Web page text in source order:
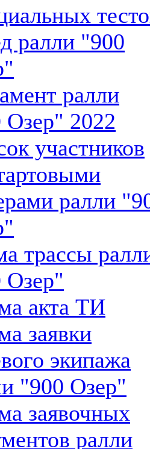
ралли "900
ралли
Озер" 2022
участников
ралли
трассы
Озер"
акта ТИ
заявки
экипажа
"900 Озер"
заявочных
ралли